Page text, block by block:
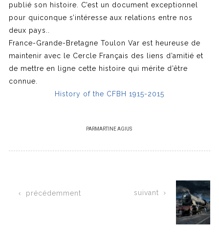
publié son histoire. C’est un document exceptionnel
pour quiconque s’intéresse aux relations entre nos
deux pays..
France-Grande-Bretagne Toulon Var est heureuse de
maintenir avec le Cercle Français des liens d’amitié et
de mettre en ligne cette histoire qui mérite d’être
connue.
History of the CFBH 1915-2015
PARMARTINE AGIUS
précédemment suivant